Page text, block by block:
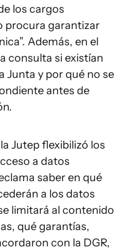
los cargos
procura garantizar
Además, en el
consulta si existían
Junta y por qué no se
antes de
Jutep flexibilizó los
a datos
saber en qué
a los datos
limitará al contenido
qué garantías,
con la DGR,